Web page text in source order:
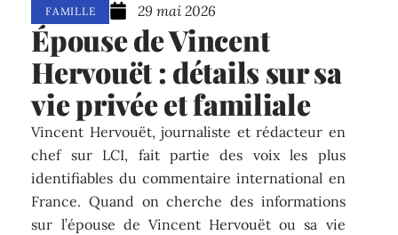
FAMILLE 29 mai 2026
Épouse de Vincent
Hervouët : détails sur sa
vie privée et familiale
Vincent Hervouët, journaliste et rédacteur en
chef sur LCI, fait partie des voix les plus
identifiables du commentaire international en
France. Quand on cherche des informations
sur l’épouse de Vincent Hervouët ou sa vie